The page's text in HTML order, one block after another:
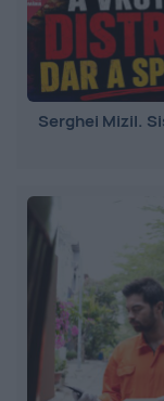
Serghei Mizil.